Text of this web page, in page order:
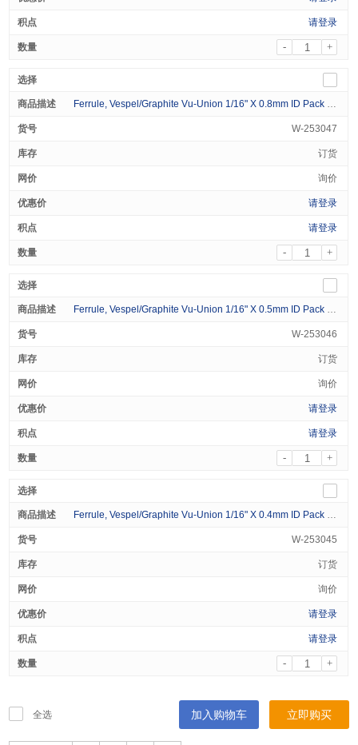
请登录
- +
Ferrule, Vespel/Graphite Vu-Union 1/16" X 0.8mm ID Pack of 10
W-253047
订货
询价
请登录
请登录
- +
Ferrule, Vespel/Graphite Vu-Union 1/16" X 0.5mm ID Pack of 10
W-253046
订货
询价
请登录
请登录
- +
Ferrule, Vespel/Graphite Vu-Union 1/16" X 0.4mm ID Pack of 10
W-253045
订货
询价
请登录
请登录
- +
全选 加入购物车 立即购买